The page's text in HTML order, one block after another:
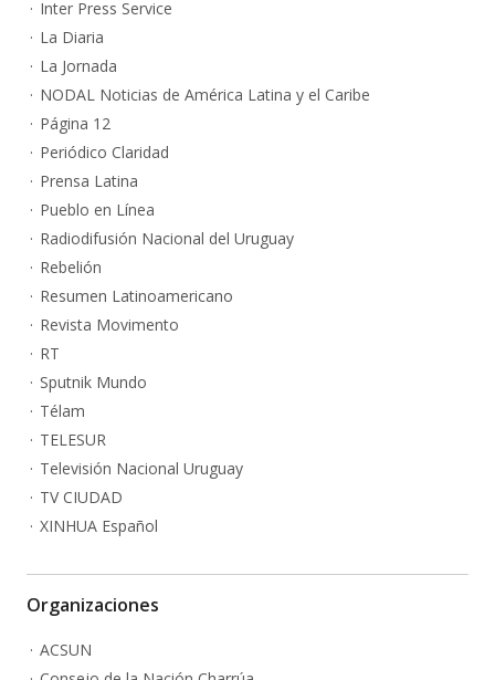
Inter Press Service
La Diaria
La Jornada
NODAL Noticias de América Latina y el Caribe
Página 12
Periódico Claridad
Prensa Latina
Pueblo en Línea
Radiodifusión Nacional del Uruguay
Rebelión
Resumen Latinoamericano
Revista Movimento
RT
Sputnik Mundo
Télam
TELESUR
Televisión Nacional Uruguay
TV CIUDAD
XINHUA Español
Organizaciones
ACSUN